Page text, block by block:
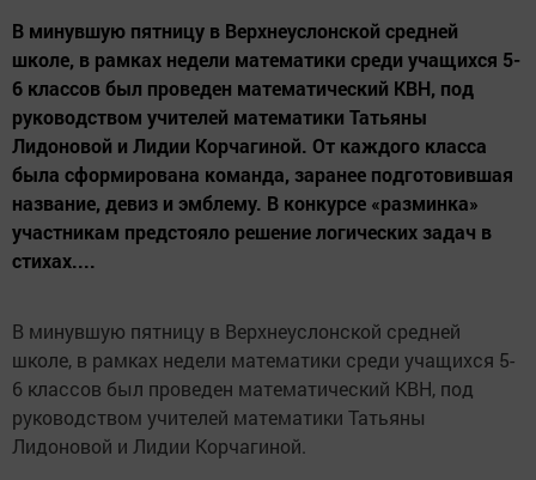
В минувшую пятницу в Верхнеуслонской средней
школе, в рамках недели математики среди учащихся 5-
6 классов был проведен математический КВН, под
руководством учителей математики Татьяны
Лидоновой и Лидии Корчагиной. От каждого класса
была сформирована команда, заранее подготовившая
название, девиз и эмблему. В конкурсе «разминка»
участникам предстояло решение логических задач в
стихах....
В минувшую пятницу в Верхнеуслонской средней
школе, в рамках недели математики среди учащихся 5-
6 классов был проведен математический КВН, под
руководством учителей математики Татьяны
Лидоновой и Лидии Корчагиной.